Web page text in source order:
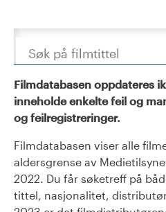
Søk
Filmdatabasen oppdateres
inneholde enkelte feil og
og feilregistreringer.
Filmdatabasen viser alle
aldersgrense av
2022. Du får søketreff på
tittel, nasjonalitet,